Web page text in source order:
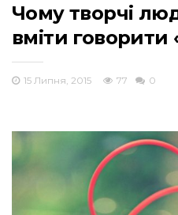
Чому творчі
вміти говорити
15 Липня, 2015 77 0